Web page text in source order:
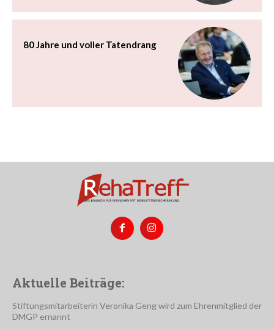
80 Jahre und voller Tatendrang
Aktuelle Beiträge:
Stiftungsmitarbeiterin Veronika Geng wird zum Ehrenmitglied der
DMGP ernannt